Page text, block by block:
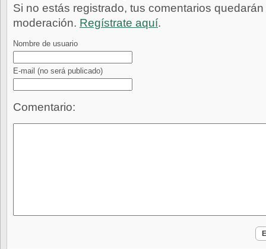
Si no estás registrado, tus comentarios
moderación. Regístrate aquí.
Nombre de usuario
E-mail (no será publicado)
Comentario: